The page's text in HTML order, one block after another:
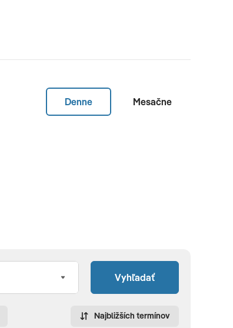
Denne Mesačne
Vyhľadať
Najbližších termínov